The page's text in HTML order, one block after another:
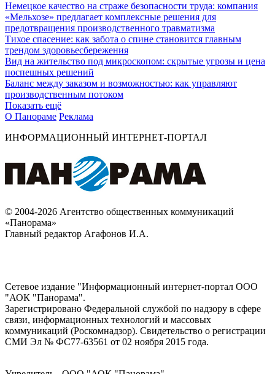
Немецкое качество на страже безопасности труда: компания
«Мельхозе» предлагает комплексные решения для
предотвращения производственного травматизма
Тихое спасение: как забота о спине становится главным
трендом здоровьесбережения
Вид на жительство под микроскопом: скрытые угрозы и цена
поспешных решений
Баланс между заказом и возможностью: как управляют
производственным потоком
Показать ещё
О Панораме Реклама
ИНФОРМАЦИОННЫЙ ИНТЕРНЕТ-ПОРТАЛ
© 2004-2026 Агентство общественных коммуникаций
«Панорама»
Главный редактор Агафонов И.А.
Сетевое издание "Информационный интернет-портал ООО
"АОК "Панорама".
Зарегистрировано Федеральной службой по надзору в сфере
связи, информационных технологий и массовых
коммуникаций (Роскомнадзор). Cвидетельство о регистрации
СМИ Эл № ФС77-63561 от 02 ноября 2015 года.